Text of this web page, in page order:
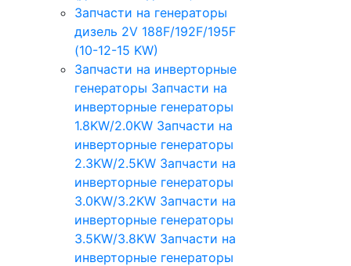
Запчасти на генераторы
дизель 2V 188F/192F/195F
(10-12-15 KW)
Запчасти на инверторные
генераторы Запчасти на
инверторные генераторы
1.8KW/2.0KW Запчасти на
инверторные генераторы
2.3KW/2.5KW Запчасти на
инверторные генераторы
3.0KW/3.2KW Запчасти на
инверторные генераторы
3.5KW/3.8KW Запчасти на
инверторные генераторы